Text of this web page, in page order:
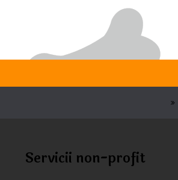
Servicii non-profit